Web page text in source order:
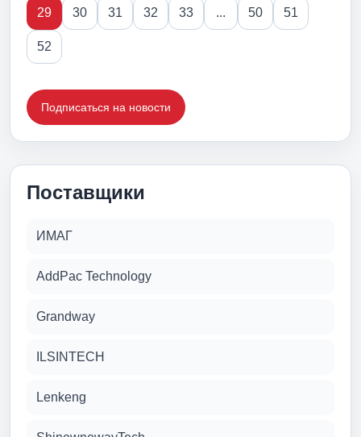
29 30 31 32 33 ... 50 51
52
Подписаться на новости
Поставщики
ИМАГ
AddPac Technology
Grandway
ILSINTECH
Lenkeng